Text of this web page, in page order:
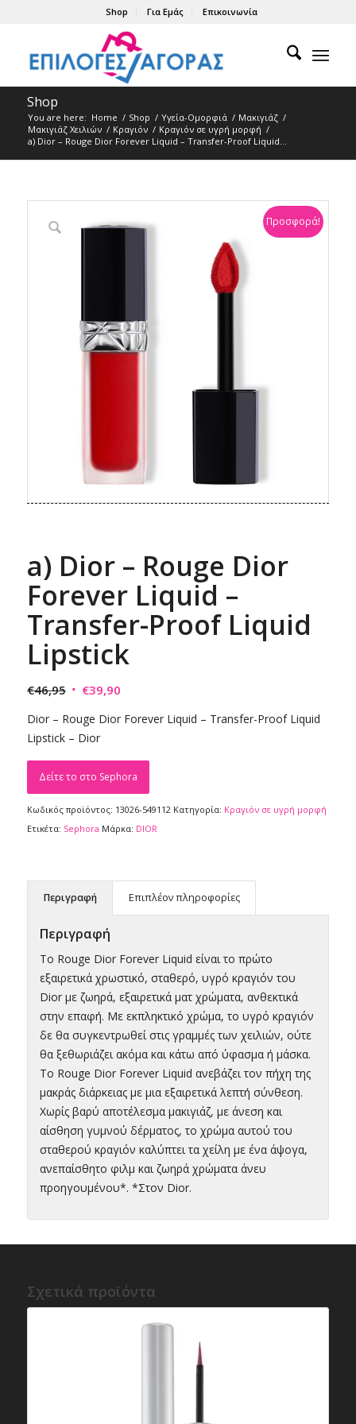
Shop Για Εμάς Επικοινωνία
Shop
You are here: Home / Shop / Υγεία-Ομορφιά / Μακιγιάζ /
Μακιγιάζ Χειλιών / Κραγιόν / Κραγιόν σε υγρή μορφή /
a) Dior – Rouge Dior Forever Liquid – Transfer-Proof Liquid...
Προσφορά!
a) Dior – Rouge Dior
Forever Liquid –
Transfer-Proof Liquid
Lipstick
€46,95 Original
was:
€46,95.
€39,90Η
τιμή
€39,90.
Dior – Rouge Dior Forever Liquid – Transfer-Proof Liquid
Lipstick – Dior
Δείτε το στο Sephora
Κωδικός προϊόντος: 13026-549112 Κατηγορία: Κραγιόν σε υγρή μορφή
Ετικέτα: Sephora Μάρκα: DIOR
Περιγραφή Επιπλέον πληροφορίες
Περιγραφή
Το Rouge Dior Forever Liquid είναι το πρώτο
εξαιρετικά χρωστικό, σταθερό, υγρό κραγιόν του
Dior με ζωηρά, εξαιρετικά ματ χρώματα, ανθεκτικά
στην επαφή. Με εκπληκτικό χρώμα, το υγρό κραγιόν
δε θα συγκεντρωθεί στις γραμμές των χειλιών, ούτε
θα ξεθωριάζει ακόμα και κάτω από ύφασμα ή μάσκα.
Το Rouge Dior Forever Liquid ανεβάζει τον πήχη της
μακράς διάρκειας με μια εξαιρετικά λεπτή σύνθεση.
Χωρίς βαρύ αποτέλεσμα μακιγιάζ, με άνεση και
αίσθηση γυμνού δέρματος, το χρώμα αυτού του
σταθερού κραγιόν καλύπτει τα χείλη με ένα άψογα,
ανεπαίσθητο φιλμ και ζωηρά χρώματα άνευ
προηγουμένου*. *Στον Dior.
Σχετικά προϊόντα